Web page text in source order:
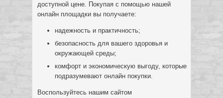
доступной цене. Покупая с помощью нашей
онлайн площадки вы получаете:
надежность и практичность;
безопасность для вашего здоровья и
окружающей среды;
комфорт и экономическую выгоду, которые
подразумевают онлайн покупки.
Воспользуйтесь нашим сайтом